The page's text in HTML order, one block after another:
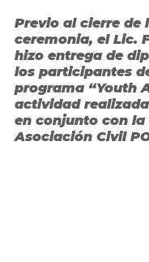
Previo al cierre de
ceremonia, el Lic.
hizo entrega de
los participantes
programa “Youth
actividad
en conjunto con la
Asociación Civil